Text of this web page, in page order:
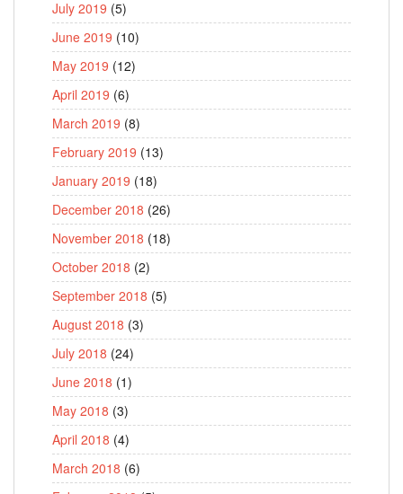
July 2019 (5)
June 2019 (10)
May 2019 (12)
April 2019 (6)
March 2019 (8)
February 2019 (13)
January 2019 (18)
December 2018 (26)
November 2018 (18)
October 2018 (2)
September 2018 (5)
August 2018 (3)
July 2018 (24)
June 2018 (1)
May 2018 (3)
April 2018 (4)
March 2018 (6)